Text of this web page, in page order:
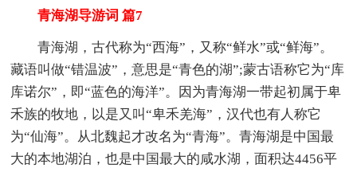
青海湖导游词 篇7
青海湖，古代称为“西海”，又称“鲜水”或“鲜海”。
藏语叫做“错温波”，意思是“青色的湖”;蒙古语称它为“库
库诺尔”，即“蓝色的海洋”。因为青海湖一带起初属于卑
禾族的牧地，以是又叫“卑禾羌海”，汉代也有人称它
为“仙海”。从北魏起才改名为“青海”。青海湖是中国最
大的本地湖泊，也是中国最大的咸水湖，面积达4456平